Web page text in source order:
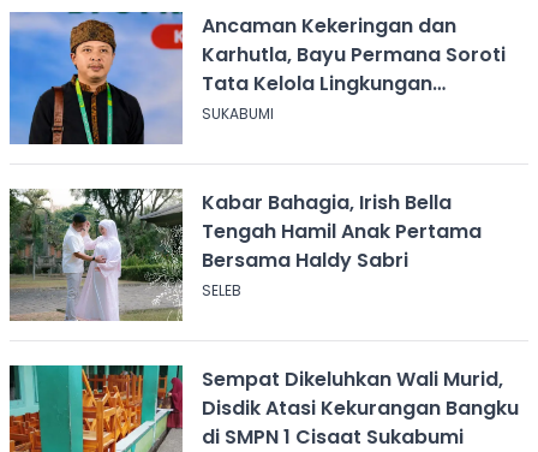
Ancaman Kekeringan dan
Karhutla, Bayu Permana Soroti
Tata Kelola Lingkungan
Sukabumi
SUKABUMI
Kabar Bahagia, Irish Bella
Tengah Hamil Anak Pertama
Bersama Haldy Sabri
SELEB
Sempat Dikeluhkan Wali Murid,
Disdik Atasi Kekurangan Bangku
di SMPN 1 Cisaat Sukabumi